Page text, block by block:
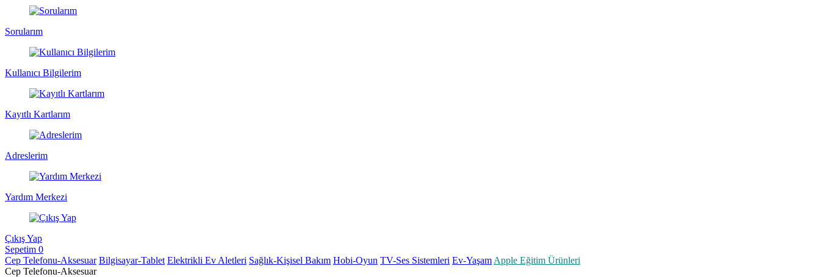
Sorularım
Kullanıcı Bilgilerim
Kayıtlı Kartlarım
Adreslerim
Yardım Merkezi
Çıkış Yap
Sepetim 0
Cep Telefonu-Aksesuar Bilgisayar-Tablet Elektrikli Ev Aletleri Sağlık-Kişisel Bakım Hobi-Oyun TV-Ses Sistemleri Ev-Yaşam Apple Eğitim Ürünleri
Cep Telefonu-Aksesuar